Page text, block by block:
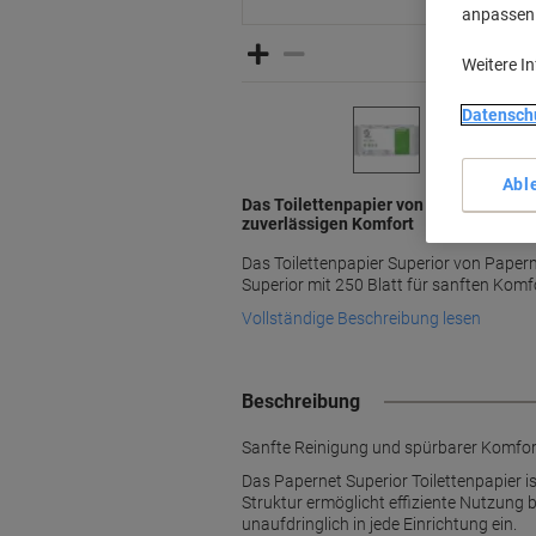
Das Toilettenpapier von Papernet
zuverlässigen Komfort
Das Toilettenpapier Superior von
Superior mit 250 Blatt für sanften
Vollständige Beschreibung lesen
Beschreibung
Sanfte Reinigung und spürbarer
Das Papernet Superior Toilettenpapier
Struktur ermöglicht effiziente Nutzung
unaufdringlich in jede Einrichtung ein.
Weitere